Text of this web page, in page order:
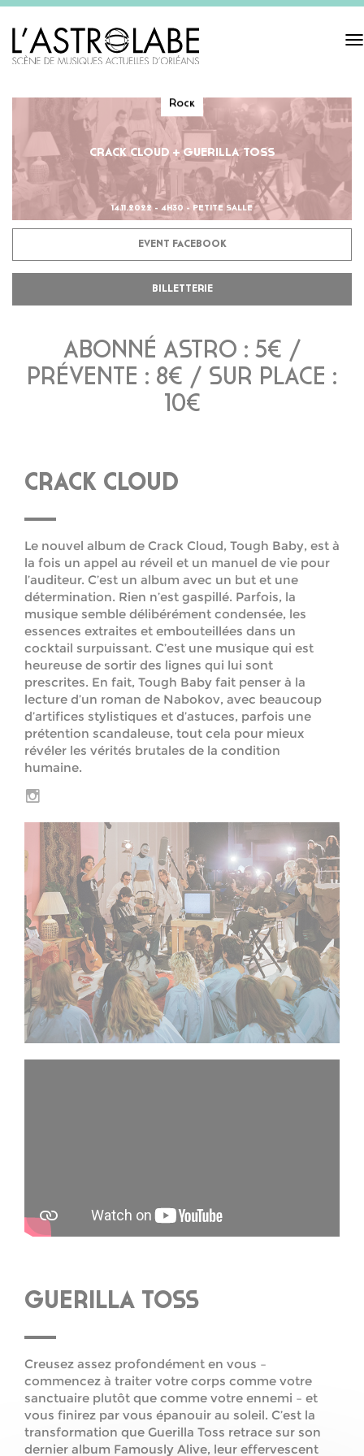
Rock
CRACK CLOUD + GUERILLA TOSS
14.11.2022 - 4H30 - PETITE SALLE
EVENT FACEBOOK
BILLETTERIE
ABONNÉ ASTRO : 5€ /
PRÉVENTE : 8€ / SUR PLACE :
10€
CRACK CLOUD
Le nouvel album de Crack Cloud, Tough Baby, est à
la fois un appel au réveil et un manuel de vie pour
l’auditeur. C’est un album avec un but et une
détermination. Rien n’est gaspillé. Parfois, la
musique semble délibérément condensée, les
essences extraites et embouteillées dans un
cocktail surpuissant. C’est une musique qui est
heureuse de sortir des lignes qui lui sont
prescrites. En fait, Tough Baby fait penser à la
lecture d’un roman de Nabokov, avec beaucoup
d’artifices stylistiques et d’astuces, parfois une
prétention scandaleuse, tout cela pour mieux
révéler les vérités brutales de la condition
humaine.
GUERILLA TOSS
Creusez assez profondément en vous –
commencez à traiter votre corps comme votre
sanctuaire plutôt que comme votre ennemi – et
vous finirez par vous épanouir au soleil. C’est la
transformation que Guerilla Toss retrace sur son
dernier album Famously Alive, leur effervescent